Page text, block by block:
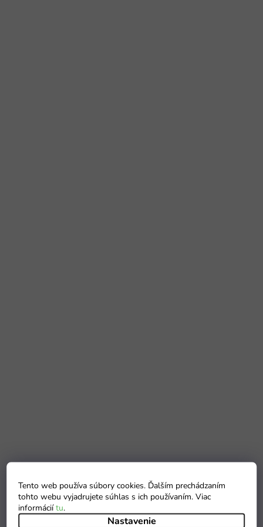
Tento web používa súbory cookies. Ďalším prechádzaním
tohto webu vyjadrujete súhlas s ich používaním. Viac
informáciítu.
Nastavenie